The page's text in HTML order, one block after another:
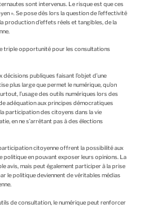
sont intervenus. Le risque est que ces
». Se pose dès lors la question de l’effectivité
production d’effets réels et tangibles, de la
triple opportunité pour les consultations
décisions publiques faisant l’objet d’une
plus large que permet le numérique, qu’on
l’usage des outils numériques lors des
adéquation aux principes démocratiques
participation des citoyens dans la vie
en ne s’arrêtant pas à des élections
citoyenne offrent la possibilité aux
politique en pouvant exposer leurs opinions. La
avis, mais peut également participer à la prise
le politique deviennent de véritables médias
de consultation, le numérique peut renforcer